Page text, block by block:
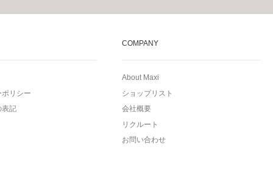
リシー
表記
COMPANY
About Maxi
ショップリスト
会社概要
リクルート
お問い合わせ